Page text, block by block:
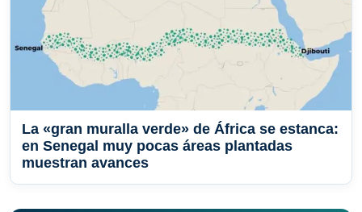
La «gran muralla verde» de África se estanca:
en Senegal muy pocas áreas plantadas
muestran avances